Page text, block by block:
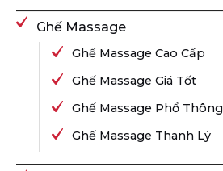
Ghế Massage
Ghế Massage Cao Cấp
Ghế Massage Giá Tốt
Ghế Massage Phổ Thông
Ghế Massage Thanh Lý